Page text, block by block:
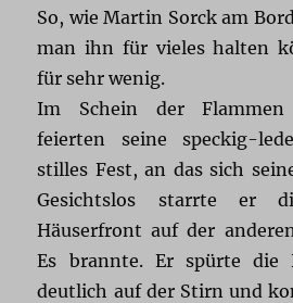
So, wie Martin Sorck am
man ihn für vieles halten
für sehr wenig.
Im Schein der
feierten seine speckig-
stilles Fest, an das sich
Gesichtslos starrte er
Häuserfront auf der
Es brannte. Er spürte die
deutlich auf der Stirn und